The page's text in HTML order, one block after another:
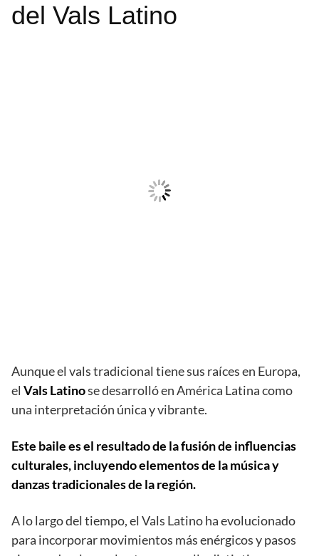
del Vals Latino
Aunque el vals tradicional tiene sus raíces en Europa,
el Vals Latinose desarrolló en América Latina como
una interpretación única y vibrante.
Este baile es el resultado de la fusión de influencias
culturales, incluyendo elementos de la música y
danzas tradicionales de la región.
A lo largo del tiempo, el Vals Latino ha evolucionado
para incorporar movimientos más enérgicos y pasos